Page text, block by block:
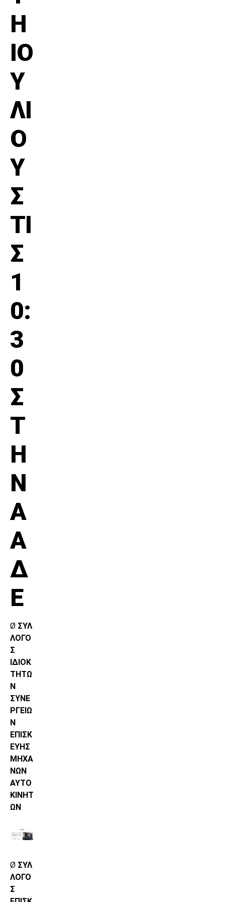
Η
ΙΟ
Υ
ΛΙ
Ο
Υ
Σ
ΤΙ
Σ
1
0:
3
0
Σ
Τ
Η
Ν
Α
Α
Δ
Ε
Ø ΣΥΛ
ΛΟΓΟ
Σ
ΙΔΙΟΚ
ΤΗΤΩ
Ν
ΣΥΝΕ
ΡΓΕΙΩ
Ν
ΕΠΙΣΚ
ΕΥΗΣ
ΜΗΧΑ
ΝΩΝ
ΑΥΤΟ
ΚΙΝΗΤ
ΩΝ
Ø ΣΥΛ
ΛΟΓΟ
Σ